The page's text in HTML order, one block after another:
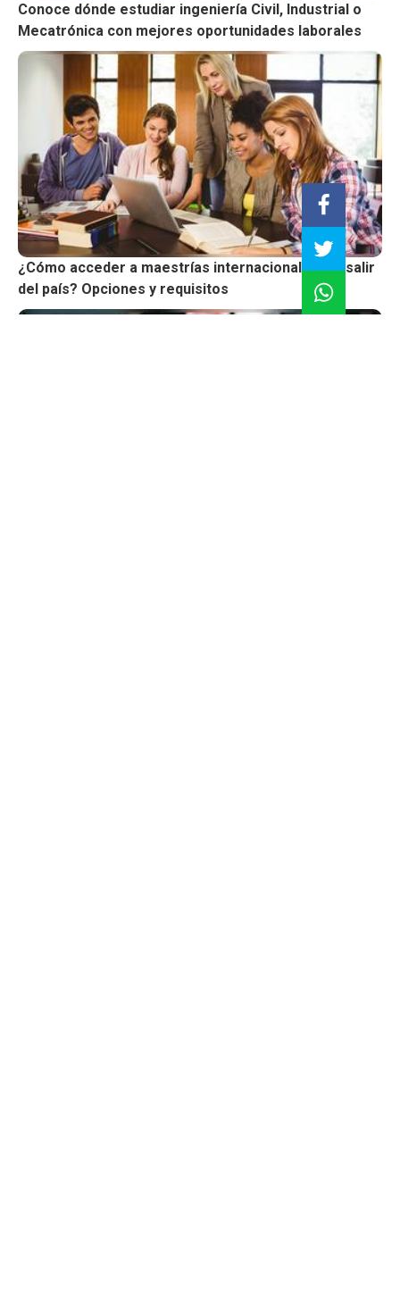
Conoce dónde estudiar ingeniería Civil, Industrial o
Mecatrónica con mejores oportunidades laborales
¿Cómo acceder a maestrías internacionales sin salir
del país? Opciones y requisitos